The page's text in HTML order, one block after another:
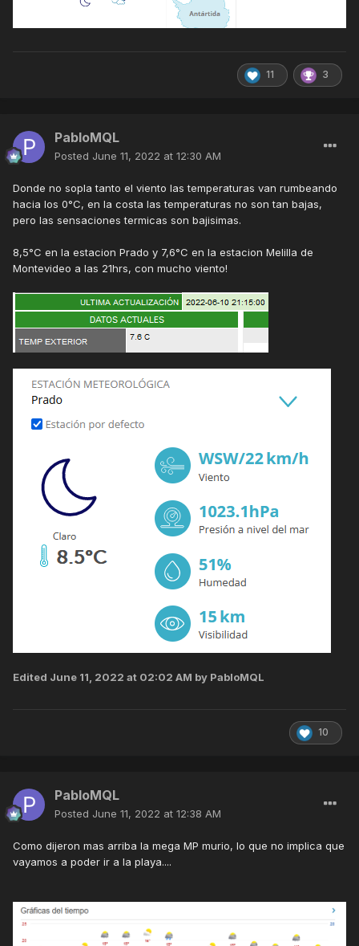
11 3
PabloMQL
Posted June 11, 2022 at 12:30 AM
Donde no sopla tanto el viento las temperaturas van rumbeando
hacia los 0°C, en la costa las temperaturas no son tan bajas,
pero las sensaciones termicas son bajisimas.
8,5°C en la estacion Prado y 7,6°C en la estacion Melilla de
Montevideo a las 21hrs, con mucho viento!
Edited June 11, 2022 at 02:02 AM by PabloMQL
10
PabloMQL
Posted June 11, 2022 at 12:38 AM
Como dijeron mas arriba la mega MP murio, lo que no implica que
vayamos a poder ir a la playa....